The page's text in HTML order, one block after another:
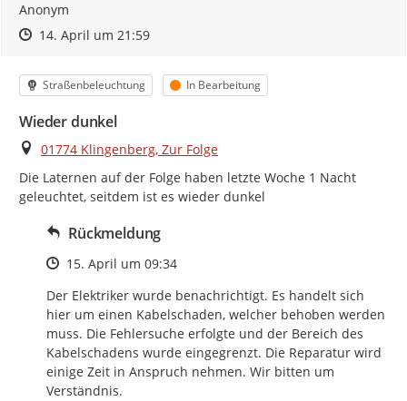
Anonym
Zeitpunkt des Erstellens
Zeitpunkt des Erstellens
14. April um 21:59Zur Äußerung
Kategorie
Straßenbeleuchtung Status
In Bearbeitung
Wieder dunkel
Ort
01774 Klingenberg, Zur Folge
Die Laternen auf der Folge haben letzte Woche 1 Nacht
geleuchtet, seitdem ist es wieder dunkel
Rückmeldung
Zeitpunkt des Erstellens
15. April um 09:34
Der Elektriker wurde benachrichtigt. Es handelt sich
hier um einen Kabelschaden, welcher behoben werden
muss. Die Fehlersuche erfolgte und der Bereich des
Kabelschadens wurde eingegrenzt. Die Reparatur wird
einige Zeit in Anspruch nehmen. Wir bitten um
Verständnis.